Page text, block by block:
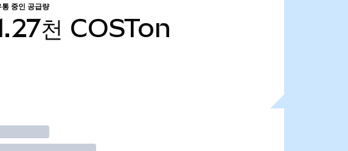
통 중인 공급량
천 COSTon